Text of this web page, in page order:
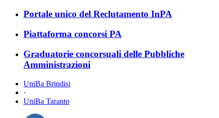
Portale unico del Reclutamento InPA
Piattaforma concorsi PA
Graduatorie concorsuali delle Pubbliche
Amministrazioni
UniBa Brindisi
·
UniBa Taranto